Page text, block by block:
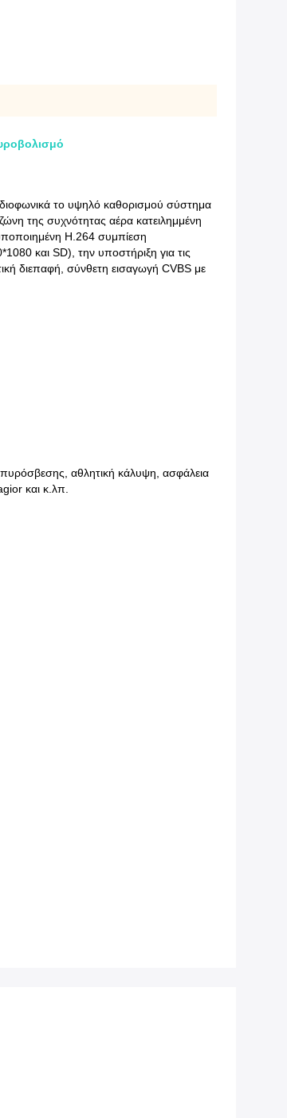
το υψηλό καθορισμού σύστημα
της συχνότητας αέρα κατειλημμένη
H.264 συμπίεση
και SD), την υποστήριξη για τις
διεπαφή, σύνθετη εισαγωγή CVBS με
αθλητική κάλυψη, ασφάλεια
και κ.λπ.